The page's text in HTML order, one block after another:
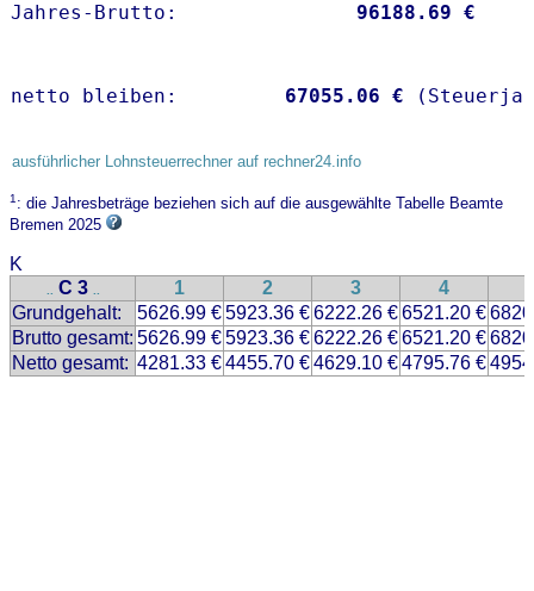
Jahres-Brutto: 96188.69 €
netto bleiben: 67055.06 €
ausführlicher Lohnsteuerrechner auf rechner24.info
1: die Jahresbeträge beziehen sich auf die ausgewählte Tabelle Beamte
Bremen 2025
K
.. C 3 .. 1 2 3 4
Grundgehalt:
5626.99 €5923.36 €6222.26 €6521.20 €
Brutto gesamt: 5626.99 €5923.36 €6222.26 €6521.20 €
Netto gesamt: 4281.33 €4455.70 €4629.10 €4795.76 €